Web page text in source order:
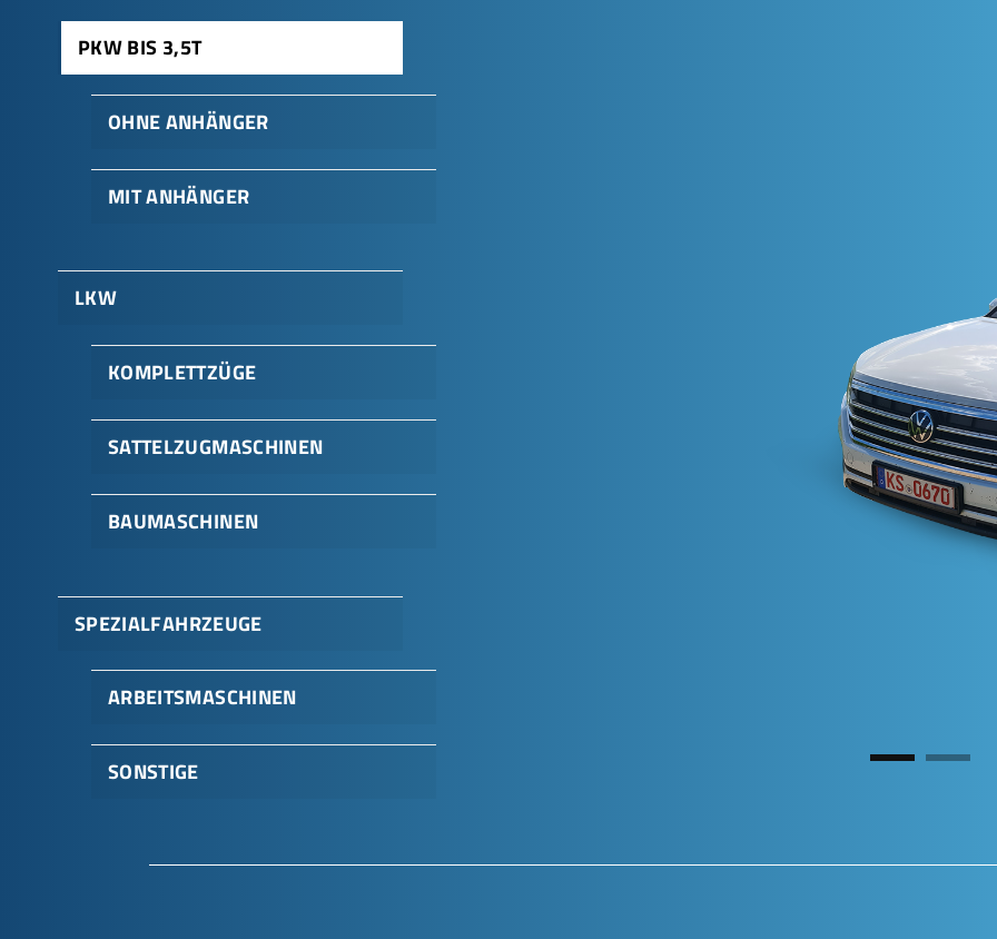
PKW BIS 3,5T
OHNE ANHÄNGER
MIT ANHÄNGER
LKW
KOMPLETTZÜGE
SATTELZUGMASCHINEN
BAUMASCHINEN
SPEZIALFAHRZEUGE
ARBEITSMASCHINEN
SONSTIGE